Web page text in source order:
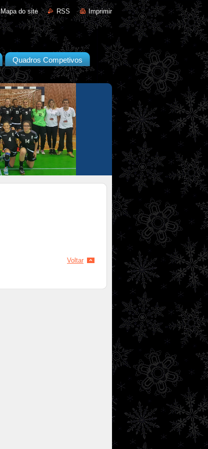
Mapa do site RSS Imprimir
Quadros Competivos
Voltar